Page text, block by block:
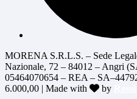
MORENA S.R.L.S. – Sede
Nazionale, 72 – 84012 – Angri
05464070654 – REA –
6.000,00 | Made with
by